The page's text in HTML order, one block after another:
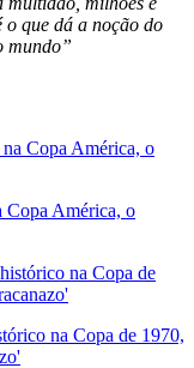
o que dá a noção do
mundo”
Copa América, o
na Copa de 1970,